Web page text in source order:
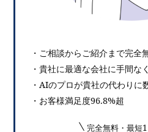
・ご相談からご紹介まで完全
・貴社に最適な会社に手間な
・AIのプロが貴社の代わりに
・お客様満足度96.8%超
完全無料・最短